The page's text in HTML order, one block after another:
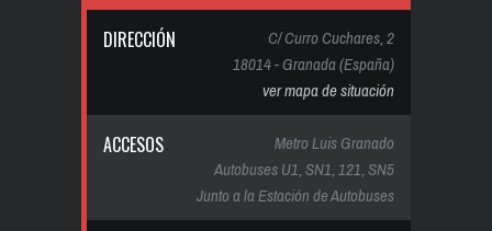
DIRECCIÓN
C/ Curro Cuchares, 2
18014 - Granada (España)
ver mapa de situación
ACCESOS
Metro Luis Granado
Autobuses U1, SN1, 121, SN5
Junto a la Estación de Autobuses